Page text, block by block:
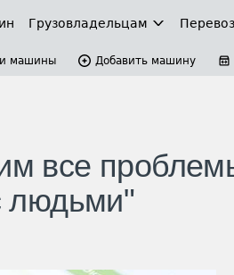
Грузовладельцам
машины Добавить машину
все
людьми"